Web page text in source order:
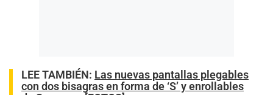
LEE TAMBIÉN: Las nuevas pantallas plegables
con dos bisagras en forma de ‘S’ y enrollables